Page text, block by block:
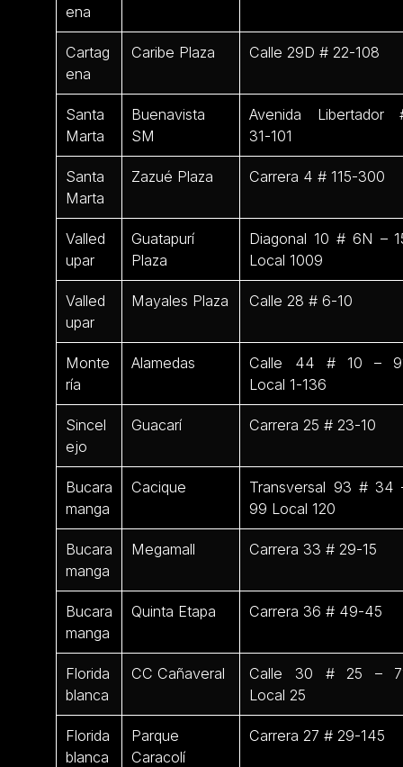
ena
Cartag
ena
Caribe Plaza Calle 29D # 22-108
Santa
Marta
Buenavista
SM
Avenida Libertador
31-101
Santa
Marta
Zazué Plaza Carrera 4 # 115-300
Valled
upar
Guatapurí
Plaza
Diagonal 10 # 6N –
Local 1009
Valled
upar
Mayales Plaza Calle 28 # 6-10
Monte
ría
Alamedas
Calle 44 # 10 –
Local 1-136
Sincel
ejo
Guacarí Carrera 25 # 23-10
Bucara
manga
Cacique
Transversal 93 # 34
99 Local 120
Bucara
manga
Megamall Carrera 33 # 29-15
Bucara
manga
Quinta Etapa Carrera 36 # 49-45
Florida
blanca
CC Cañaveral
Calle 30 # 25 –
Local 25
Florida
blanca
Parque
Caracolí
Carrera 27 # 29-145